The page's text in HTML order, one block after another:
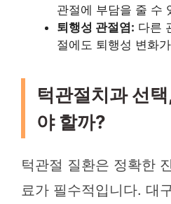
관절에 부담을 줄 수
퇴행성 관절염: 다른
절에도 퇴행성 변화
턱관절치과 선
야 할까?
턱관절 질환은 정확한
료가 필수적입니다. 대